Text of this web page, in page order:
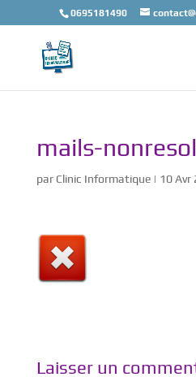
0695181490
mails-
par Clinic Informatique| 10 Avr
Laisser un